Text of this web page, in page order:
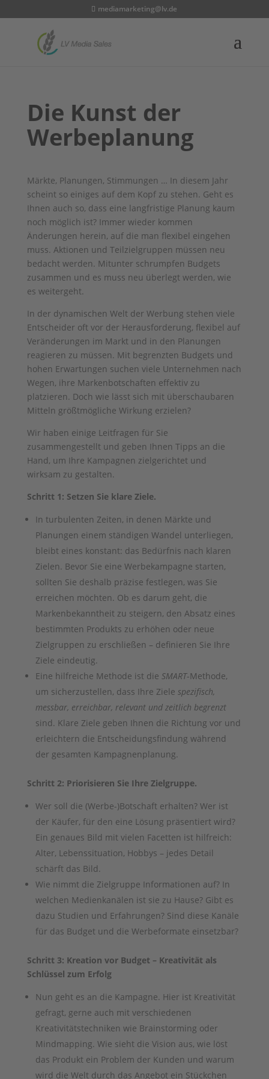
mediamarketing@lv.de
Die Kunst der
Werbeplanung
Märkte, Planungen, Stimmungen … In diesem Jahr
scheint so einiges auf dem Kopf zu stehen. Geht es
Ihnen auch so, dass eine langfristige Planung kaum
noch möglich ist? Immer wieder kommen
Änderungen herein, auf die man flexibel eingehen
muss. Aktionen und Teilzielgruppen müssen neu
bedacht werden. Mitunter schrumpfen Budgets
zusammen und es muss neu überlegt werden, wie
es weitergeht.
In der dynamischen Welt der Werbung stehen viele
Entscheider oft vor der Herausforderung, flexibel auf
Veränderungen im Markt und in den Planungen
reagieren zu müssen. Mit begrenzten Budgets und
hohen Erwartungen suchen viele Unternehmen nach
Wegen, ihre Markenbotschaften effektiv zu
platzieren. Doch wie lässt sich mit überschaubaren
Mitteln größtmögliche Wirkung erzielen?
Wir haben einige Leitfragen für Sie
zusammengestellt und geben Ihnen Tipps an die
Hand, um Ihre Kampagnen zielgerichtet und
wirksam zu gestalten.
Schritt 1: Setzen Sie klare Ziele.
In turbulenten Zeiten, in denen Märkte und
Planungen einem ständigen Wandel unterliegen,
bleibt eines konstant: das Bedürfnis nach klaren
Zielen. Bevor Sie eine Werbekampagne starten,
sollten Sie deshalb präzise festlegen, was Sie
erreichen möchten. Ob es darum geht, die
Markenbekanntheit zu steigern, den Absatz eines
bestimmten Produkts zu erhöhen oder neue
Zielgruppen zu erschließen – definieren Sie Ihre
Ziele eindeutig.
Eine hilfreiche Methode ist die SMART-Methode,
um sicherzustellen, dass Ihre Ziele spezifisch,
messbar, erreichbar, relevant und zeitlich begrenzt
sind. Klare Ziele geben Ihnen die Richtung vor und
erleichtern die Entscheidungsfindung während
der gesamten Kampagnenplanung.
Schritt 2: Priorisieren Sie Ihre Zielgruppe.
Wer soll die (Werbe-)Botschaft erhalten? Wer ist
der Käufer, für den eine Lösung präsentiert wird?
Ein genaues Bild mit vielen Facetten ist hilfreich:
Alter, Lebenssituation, Hobbys – jedes Detail
schärft das Bild.
Wie nimmt die Zielgruppe Informationen auf? In
welchen Medienkanälen ist sie zu Hause? Gibt es
dazu Studien und Erfahrungen? Sind diese Kanäle
für das Budget und die Werbeformate einsetzbar?
Schritt 3: Kreation vor Budget – Kreativität als
Schlüssel zum Erfolg
Nun geht es an die Kampagne. Hier ist Kreativität
gefragt, gerne auch mit verschiedenen
Kreativitätstechniken wie Brainstorming oder
Mindmapping. Wie sieht die Vision aus, wie löst
das Produkt ein Problem der Kunden und warum
wird die Welt durch das Angebot ein Stückchen